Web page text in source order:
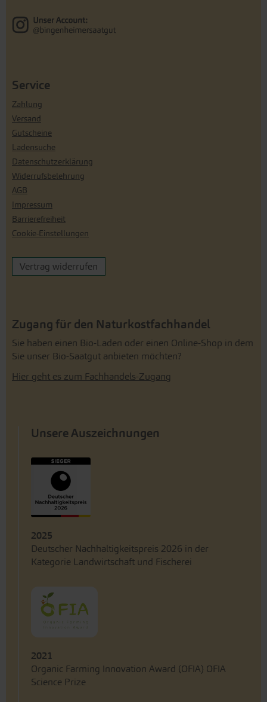
Service
Zahlung
Versand
Gutscheine
Ladensuche
Datenschutzerklärung
Widerrufsbelehrung
AGB
Impressum
Barrierefreiheit
Cookie-Einstellungen
Vertrag widerrufen
Zugang für den Naturkostfachhandel
Sie haben einen Bio-Laden oder einen Online-Shop in dem
Sie unser Bio-Saatgut anbieten möchten?
Hier geht es zum Fachhandels-Zugang
Unsere Auszeichnungen
2025
Deutscher Nachhaltigkeitspreis 2026 in der
Kategorie Landwirtschaft und Fischerei
2021
Organic Farming Innovation Award (OFIA) OFIA
Science Prize